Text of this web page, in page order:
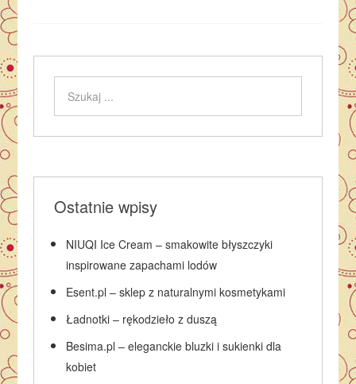
Ostatnie wpisy
NIUQI Ice Cream – smakowite błyszczyki
inspirowane zapachami lodów
Esent.pl – sklep z naturalnymi kosmetykami
Ładnotki – rękodzieło z duszą
Besima.pl – eleganckie bluzki i sukienki dla
kobiet